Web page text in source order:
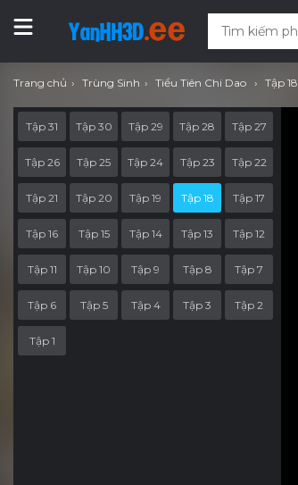
Trang chủ Trùng Sinh Tiểu Tiên Chi Dao Tập 18
Tập 31 Tập 30 Tập 29 Tập 28 Tập 27
Tập 26 Tập 25 Tập 24 Tập 23 Tập 22
Tập 21 Tập 20 Tập 19 Tập 18 Tập 17
Tập 16 Tập 15 Tập 14 Tập 13 Tập 12
Tập 11 Tập 10 Tập 9 Tập 8 Tập 7
Tập 6 Tập 5 Tập 4 Tập 3 Tập 2
Tập 1